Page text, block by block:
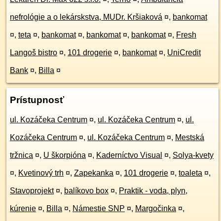
nefrológie a o lekárskstva, MUDr. Kršiaková ¤, bankomat
¤, teta ¤, bankomat ¤, bankomat ¤, bankomat ¤, Fresh
Langoš bistro ¤, 101 drogerie ¤, bankomat ¤, UniCredit
Bank ¤, Billa ¤
Prístupnosť
ul. Kozáčeka Centrum ¤, ul. Kozáčeka Centrum ¤, ul.
Kozáčeka Centrum ¤, ul. Kozáčeka Centrum ¤, Mestská
tržnica ¤, U škorpióna ¤, Kaderníctvo Visual ¤, Solya-kvety
¤, Kvetinový trh ¤, Zapekanka ¤, 101 drogerie ¤, toaleta ¤,
Stavoprojekt ¤, balíkovo box ¤, Praktik - voda, plyn,
kúrenie ¤, Billa ¤, Námestie SNP ¤, Margočinka ¤,